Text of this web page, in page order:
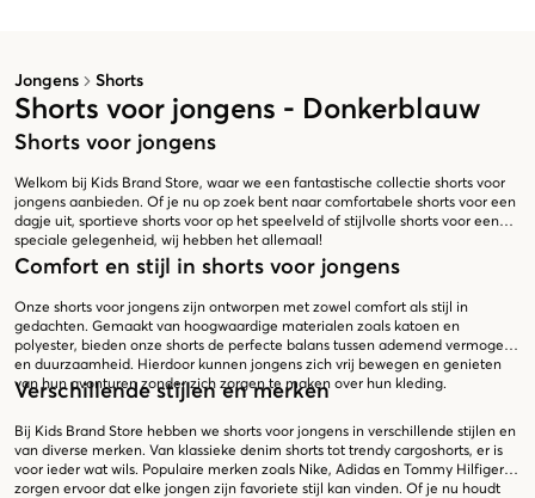
Jongens Shorts
Shorts voor jongens - Donkerblauw
Shorts voor jongens
Welkom bij Kids Brand Store, waar we een fantastische collectie shorts voor
jongens aanbieden. Of je nu op zoek bent naar comfortabele shorts voor een
dagje uit, sportieve shorts voor op het speelveld of stijlvolle shorts voor een
speciale gelegenheid, wij hebben het allemaal!
Comfort en stijl in shorts voor jongens
Onze shorts voor jongens zijn ontworpen met zowel comfort als stijl in
gedachten. Gemaakt van hoogwaardige materialen zoals katoen en
polyester, bieden onze shorts de perfecte balans tussen ademend vermogen
en duurzaamheid. Hierdoor kunnen jongens zich vrij bewegen en genieten
van hun avonturen zonder zich zorgen te maken over hun kleding.
Verschillende stijlen en merken
Bij Kids Brand Store hebben we shorts voor jongens in verschillende stijlen en
van diverse merken. Van klassieke denim shorts tot trendy cargoshorts, er is
voor ieder wat wils. Populaire merken zoals Nike, Adidas en Tommy Hilfiger
zorgen ervoor dat elke jongen zijn favoriete stijl kan vinden. Of je nu houdt